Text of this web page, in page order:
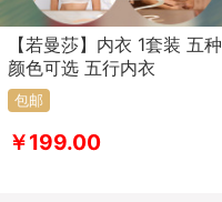
【若曼莎】内衣 1套装 五种
颜色可选 五行内衣
包邮
￥199.00